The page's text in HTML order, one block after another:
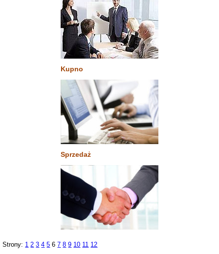
Kupno
Sprzedaż
Strony: 1 2 3 4 5 6 7 8 9 10 11 12